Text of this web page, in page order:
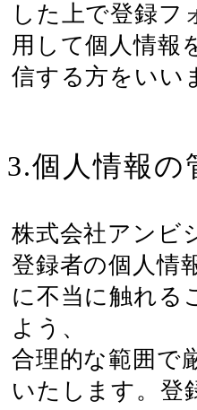
した上で登録フ
用して個人情報
信する方をいい
3.個人情報の
株式会社アンビ
登録者の個人情
に不当に触れる
よう、
合理的な範囲で
いたします。登